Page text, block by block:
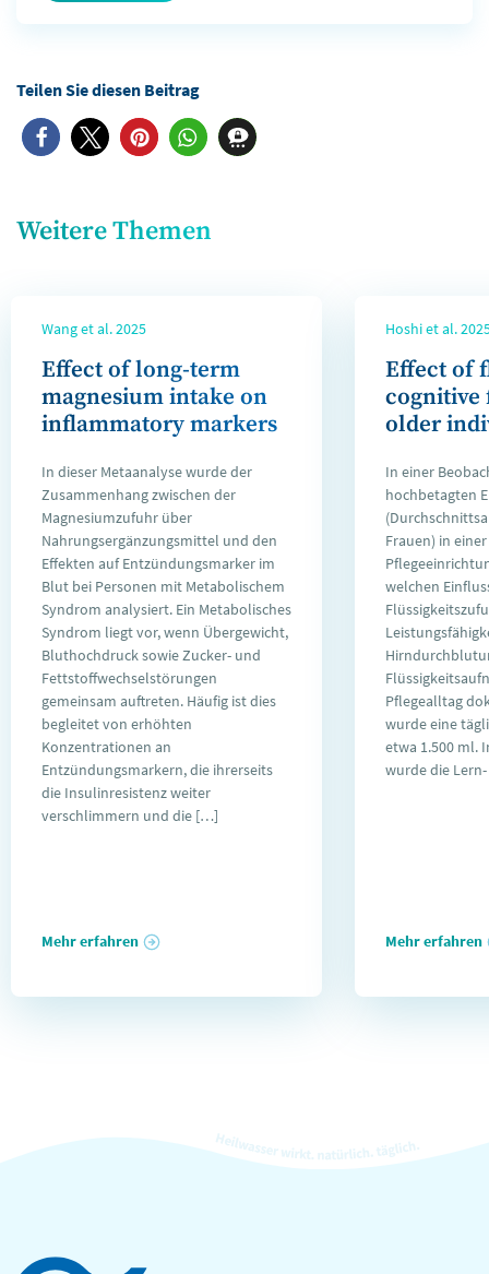
Weitere Themen
Wang et al. 2025
Effect of long-term
magnesium intake on
inflammatory markers
In dieser Metaanalyse wurde der
Zusammenhang zwischen der
Magnesiumzufuhr über
Nahrungsergänzungsmittel und den
Effekten auf Entzündungsmarker im
Blut bei Personen mit Metabolischem
Syndrom analysiert. Ein Metabolisches
Syndrom liegt vor, wenn Übergewicht,
Bluthochdruck sowie Zucker- und
Fettstoffwechselstörungen
gemeinsam auftreten. Häufig ist dies
begleitet von erhöhten
Konzentrationen an
Entzündungsmarkern, die ihrerseits
die Insulinresistenz weiter
verschlimmern und die […]
Mehr erfahren
Hoshi et al.
Effect of
older
In einer
hochbetagten
Frauen) in
welchen
Pflegealltag
wurde eine
etwa 1.500 ml.
wurde die
Mehr erfahren